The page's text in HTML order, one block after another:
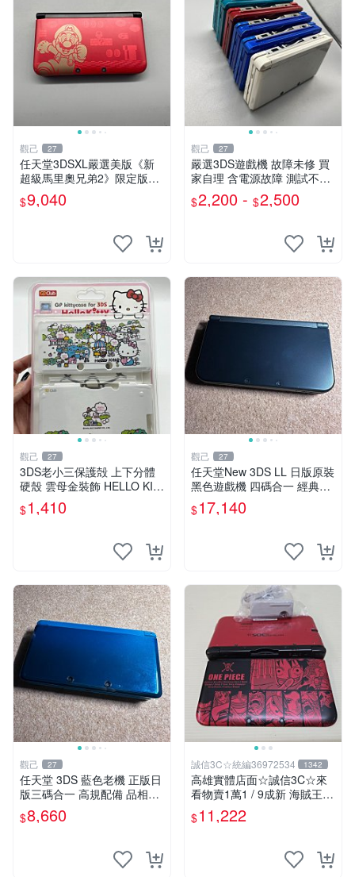
觀己 27
任天堂3DSXL嚴選美版《新
超級馬里奧兄弟2》限定版，
屏幕無壞點不黃，搭配國產觸
控筆 3DS XL 新超級馬里歐
$9,040
觀己 27
嚴選3DS遊戲機 故障未修 買
家自理 含電源故障 測試不通
電 顏色隨機 200-230元 老三
款任天堂3DS 二手 故障 不開
$2,200 - $2,500
觀己 27
3DS老小三保護殻 上下分體
硬殼 雲母金裝飾 HELLO KIT
TY主題 超厚實非透氣設計 成
色極佳 正品未開封 新古如初
$1,410
觀己 27
任天堂New 3DS LL 日版原裝
黑色遊戲機 四碼合一 經典款
式 兩片式螢幕 攝錄中古 此機
雙TN 屏老發黃 全部功能正常
$17,140
觀己 27
任天堂 3DS 藍色老機 正版日
版三碼合一 高規配備 品相優
良 5437 日版原裝 任天堂3D
S 老機 老化屏幕 網購推薦 54
$8,660
誠信3C☆統編36972534 1342
高雄實體店面☆誠信3C☆來
看物賣1萬1 / 9成新 海賊王
限定版 無改機 任天堂 3DS L
L 日規主機 二手功能正常 也
$11,222